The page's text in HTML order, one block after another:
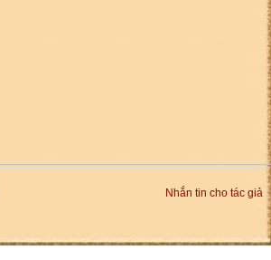
Nhắn tin cho tác giả